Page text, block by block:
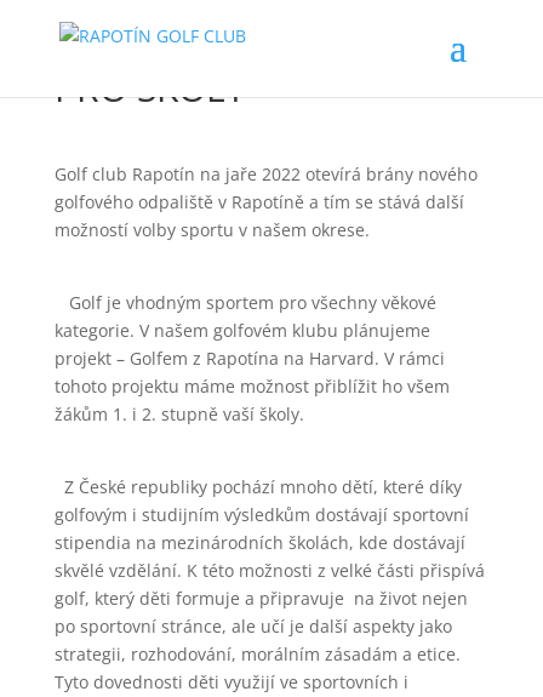
PRO ŠKOLY
Golf club Rapotín na jaře 2022 otevírá brány nového
golfového odpaliště v Rapotíně a tím se stává další
možností volby sportu v našem okrese.
Golf je vhodným sportem pro všechny věkové
kategorie. V našem golfovém klubu plánujeme
projekt – Golfem z Rapotína na Harvard. V rámci
tohoto projektu máme možnost přiblížit ho všem
žákům 1. i 2. stupně vaší školy.
Z České republiky pochází mnoho dětí, které díky
golfovým i studijním výsledkům dostávají sportovní
stipendia na mezinárodních školách, kde dostávají
skvělé vzdělání. K této možnosti z velké části přispívá
golf, který děti formuje a připravuje na život nejen
po sportovní stránce, ale učí je další aspekty jako
strategii, rozhodování, morálním zásadám a etice.
Tyto dovednosti děti využijí ve sportovních i